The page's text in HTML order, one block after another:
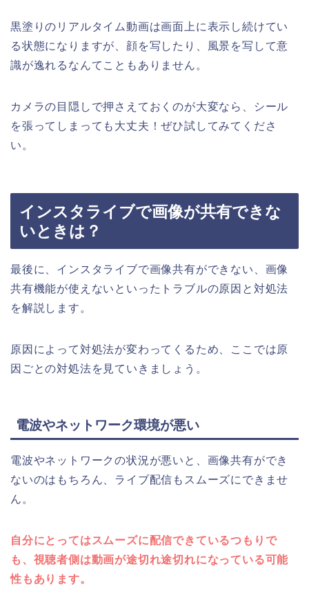
黒塗りのリアルタイム動画は画面上に表示し続けてい
る状態になりますが、顔を写したり、風景を写して意
識が逸れるなんてこともありません。
カメラの目隠しで押さえておくのが大変なら、シール
を張ってしまっても大丈夫！ぜひ試してみてくださ
い。
インスタライブで画像が共有できな
いときは？
最後に、インスタライブで画像共有ができない、画像
共有機能が使えないといったトラブルの原因と対処法
を解説します。
原因によって対処法が変わってくるため、ここでは原
因ごとの対処法を見ていきましょう。
電波やネットワーク環境が悪い
電波やネットワークの状況が悪いと、画像共有ができ
ないのはもちろん、ライブ配信もスムーズにできませ
ん。
自分にとってはスムーズに配信できているつもりで
も、視聴者側は動画が途切れ途切れになっている可能
性もあります。